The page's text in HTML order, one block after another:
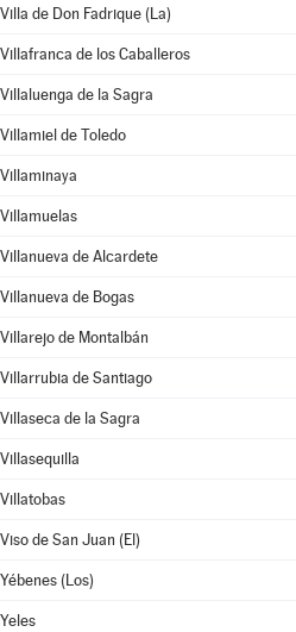
Villa de Don Fadrique (La)
Villafranca de los Caballeros
Villaluenga de la Sagra
Villamiel de Toledo
Villaminaya
Villamuelas
Villanueva de Alcardete
Villanueva de Bogas
Villarejo de Montalbán
Villarrubia de Santiago
Villaseca de la Sagra
Villasequilla
Villatobas
Viso de San Juan (El)
Yébenes (Los)
Yeles